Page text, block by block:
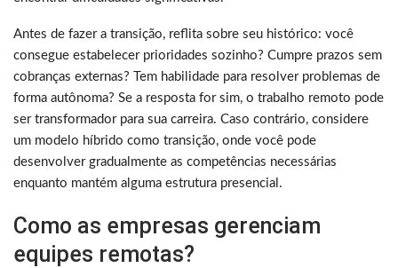
Antes de fazer a transição, reflita sobre seu histórico: você
consegue estabelecer prioridades sozinho? Cumpre prazos sem
cobranças externas? Tem habilidade para resolver problemas de
forma autônoma? Se a resposta for sim, o trabalho remoto pode
ser transformador para sua carreira. Caso contrário, considere
um modelo híbrido como transição, onde você pode
desenvolver gradualmente as competências necessárias
enquanto mantém alguma estrutura presencial.
Como as empresas gerenciam
equipes remotas?